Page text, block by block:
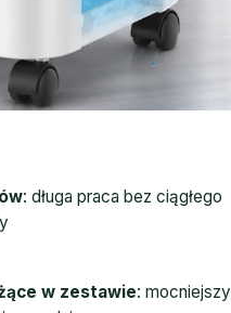
: długa praca bez ciągłego
w zestawie: mocniejszy